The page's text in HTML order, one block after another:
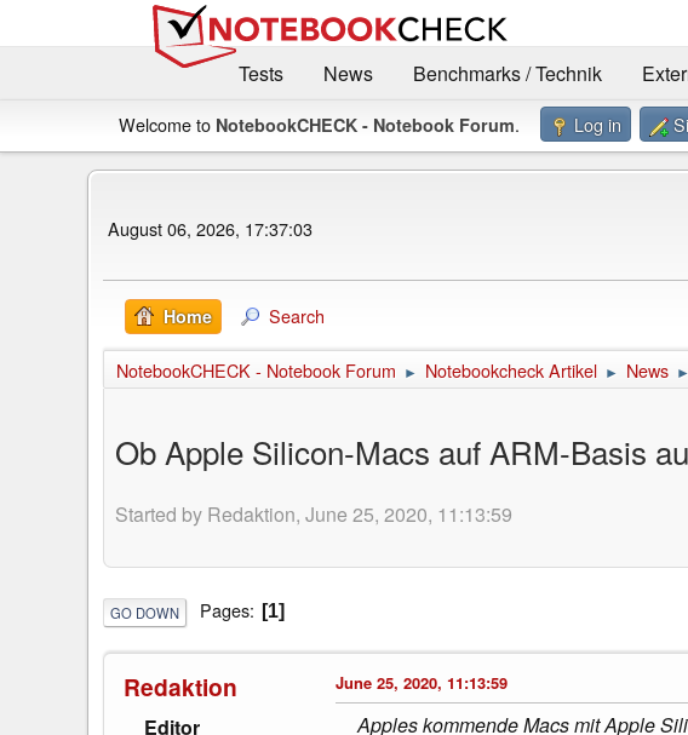
Tests
News Benchmarks / Technik
Welcome to NotebookCHECK - Notebook Forum. Log in
August 06, 2026, 17:37:03
Home Search
NotebookCHECK - Notebook Forum ► Notebookcheck Artikel ► News ►
Ob Apple Silicon-Macs auf ARM-Basis
Started by Redaktion, June 25, 2020, 11:13:59
GO DOWN Pages 1
Redaktion
Editor
June 25, 2020, 11:13:59
Apples kommende Macs mit Apple